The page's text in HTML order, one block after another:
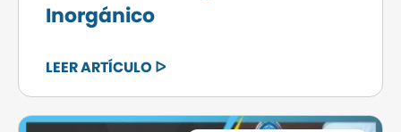
Inorgánico
LEER ARTÍCULO ᐅ